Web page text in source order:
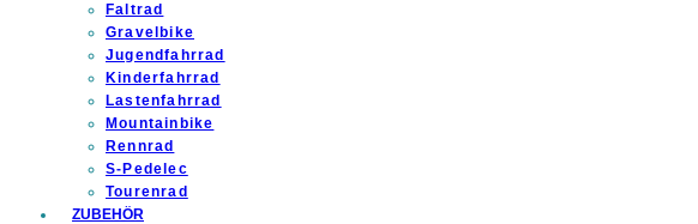
Faltrad
Gravelbike
Jugendfahrrad
Kinderfahrrad
Lastenfahrrad
Mountainbike
Rennrad
S-Pedelec
Tourenrad
ZUBEHÖR